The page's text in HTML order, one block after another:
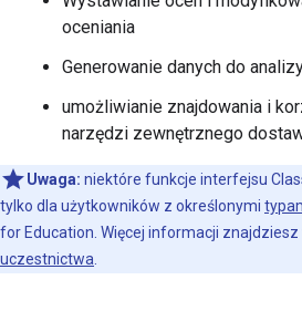
oceniania
Generowanie danych do
umożliwianie znajdowania i
narzędzi zewnętrznego
Uwaga: niektóre funkcje interfejsu
tylko dla użytkowników z określonymi
for Education. Więcej informacji
uczestnictwa